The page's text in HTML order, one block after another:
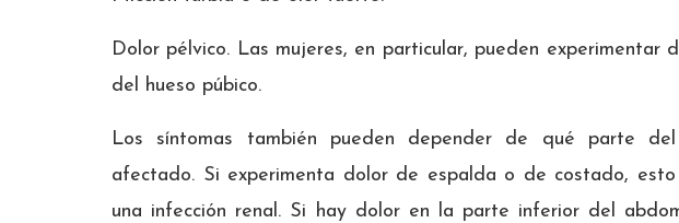
Dolor pélvico. Las mujeres, en particular, pueden experimentar
del hueso púbico.
Los síntomas también pueden depender de qué parte
afectado. Si experimenta dolor de espalda o de costado,
una infección renal. Si hay dolor en la parte inferior del